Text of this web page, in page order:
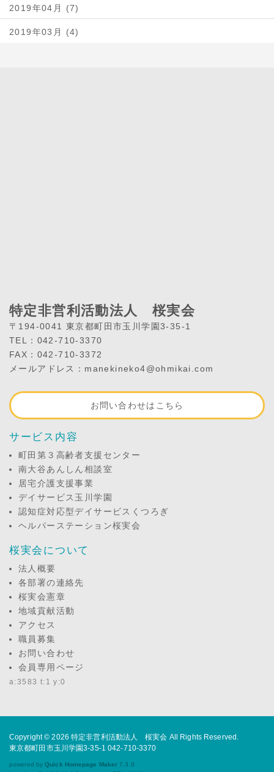
2019年04月 (7)
2019年03月 (4)
特定非営利活動法人 桜実会
〒194-0041 東京都町田市玉川学園3-35-1
TEL：042-710-3370
FAX：042-710-3372
メールアドレス：manekineko4@ohmikai.com
お問い合わせはこちら
サービス内容
町田第３高齢者支援センター
南大谷あんしん相談室
居宅介護支援事業
デイサービス玉川学園
認知症対応型デイサービスくつろぎ
ヘルパーステーション桜実会
桜実会について
法人概要
各部署の連絡先
桜実会憲章
地域貢献活動
アクセス
職員募集
お問い合わせ
会員専用ページ
a:3583 t:1 y:0
Copyright © 2026特定非営利活動法人 桜実会 All Rights Reserved.
東京都町田市玉川学園3-35-1 042-710-3370
powered byQuick Homepage Maker 7.3.9